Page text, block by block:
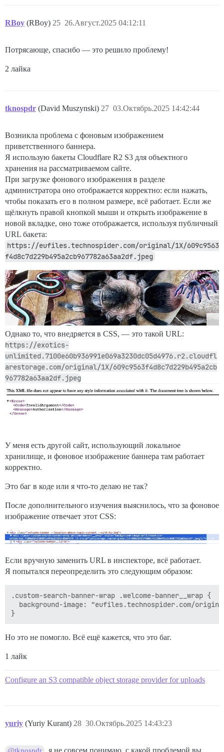
RBoy (RBoy) 26.Август.2025 04:12:11
25
Потрясающе, спасибо — это решило проблему!
2 лайка
tknospdr (David Muszynski) 03.Октябрь.2025 14:42:44
27
Возникла проблема с фоновым изображением
приветственного баннера.
Я использую бакеты Cloudflare R2 S3 для объектного
хранения на рассматриваемом сайте.
При загрузке фонового изображения в разделе
администратора оно отображается корректно: если нажать,
чтобы показать его в полном размере, всё работает. Если же
щёлкнуть правой кнопкой мыши и открыть изображение в
новой вкладке, оно тоже отображается, используя публичный
URL бакета:
https://eufiles.technospider.com/original/1X/609c9563
f4d8c7d229b495a2cb967782a63aa2df.jpeg
Однако то, что внедряется в CSS, — это такой URL:
https://exotics-
unlimited.7100e60b936991e069a3230dc05d4976.r2.cloudfl
arestorage.com/original/1X/609c9563f4d8c7d229b495a2cb
967782a63aa2df.jpeg
У меня есть другой сайт, использующий локальное
хранилище, и фоновое изображение баннера там работает
корректно.
Это баг в коде или я что-то делаю не так?
После дополнительного изучения выяснилось, что за фоновое
изображение отвечает этот CSS:
Если вручную заменить URL в инспекторе, всё работает.
Я попытался переопределить это следующим образом:
.custom-search-banner-wrap .welcome-banner__wrap {
background-image: "eufiles.technospider.com/
Но это не помогло. Всё ещё кажется, что это баг.
1 лайк
Configure an S3 compatible object storage provider for uploads
yuriy (Yuriy Kurant) 30.Октябрь.2025 14:43:23
28